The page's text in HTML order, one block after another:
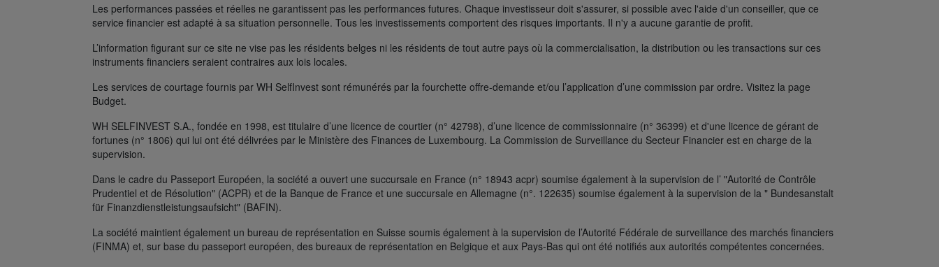
Les performances passées et réelles ne garantissent pas les performances futures. Chaque investisseur doit s'assurer, si possible avec l'aide d'un conseiller, que ce
service financier est adapté à sa situation personnelle. Tous les investissements comportent des risques importants. Il n'y a aucune garantie de profit.
L’information figurant sur ce site ne vise pas les résidents belges ni les résidents de tout autre pays où la commercialisation, la distribution ou les transactions sur ces
instruments financiers seraient contraires aux lois locales.
Les services de courtage fournis par WH SelfInvest sont rémunérés par la fourchette offre-demande et/ou l’application d’une commission par ordre. Visitez la page
Budget.
WH SELFINVEST S.A., fondée en 1998, est titulaire d’une licence de courtier (n° 42798), d’une licence de commissionnaire (n° 36399) et d'une licence de gérant de
fortunes (n° 1806) qui lui ont été délivrées par le Ministère des Finances de Luxembourg. La Commission de Surveillance du Secteur Financier est en charge de la
supervision.
Dans le cadre du Passeport Européen, la société a ouvert une succursale en France (n° 18943 acpr) soumise également à la supervision de l’ "Autorité de Contrôle
Prudentiel et de Résolution" (ACPR) et de la Banque de France et une succursale en Allemagne (n°. 122635) soumise également à la supervision de la " Bundesanstalt
für Finanzdienstleistungsaufsicht" (BAFIN).
La société maintient également un bureau de représentation en Suisse soumis également à la supervision de l’Autorité Fédérale de surveillance des marchés financiers
(FINMA) et, sur base du passeport européen, des bureaux de représentation en Belgique et aux Pays-Bas qui ont été notifiés aux autorités compétentes concernées.